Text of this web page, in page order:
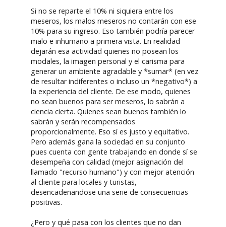
Si no se reparte el 10% ni siquiera entre los
meseros, los malos meseros no contarán con ese
10% para su ingreso. Eso también podría parecer
malo e inhumano a primera vista. En realidad
dejarán esa actividad quienes no posean los
modales, la imagen personal y el carisma para
generar un ambiente agradable y *sumar* (en vez
de resultar indiferentes o incluso un *negativo*) a
la experiencia del cliente. De ese modo, quienes
no sean buenos para ser meseros, lo sabrán a
ciencia cierta. Quienes sean buenos también lo
sabrán y serán recompensados
proporcionalmente. Eso sí es justo y equitativo.
Pero además gana la sociedad en su conjunto
pues cuenta con gente trabajando en donde sí se
desempeña con calidad (mejor asignación del
llamado "recurso humano") y con mejor atención
al cliente para locales y turistas,
desencadenandose una serie de consecuencias
positivas.
¿Pero y qué pasa con los clientes que no dan